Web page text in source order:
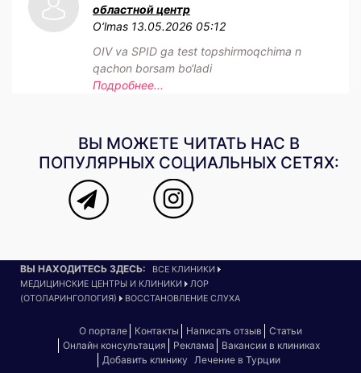
областной центр
O‘lmas 13.05.2026 05:12
OIV va SPID ga test topshirmoqchima n
qachon borsam bo‘ladi
Подробнее...
ВЫ МОЖЕТЕ ЧИТАТЬ НАС В
ПОПУЛЯРНЫХ СОЦИАЛЬНЫХ СЕТЯХ:
ВЫ НАХОДИТЕСЬ ЗДЕСЬ:
ВСЕ КЛИНИКИ
МЕДИЦИНСКИЕ ЦЕНТРЫ И КЛИНИКИ
ЛОР
(ОТОЛАРИНГОЛОГИЯ)
ВОССТАНОВЛЕНИЕ СЛУХА
О портале Контакты Написать отзыв
Статьи
Онлайн консультация
Реклама
Вакансии в клиниках
Добавить клинику
Лечение в Турции